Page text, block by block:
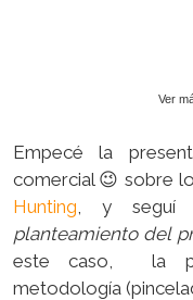
Ver
Empecé la
comercial 😉 sobre
Hunting , y seguí
planteamiento del
este caso, la
metodología